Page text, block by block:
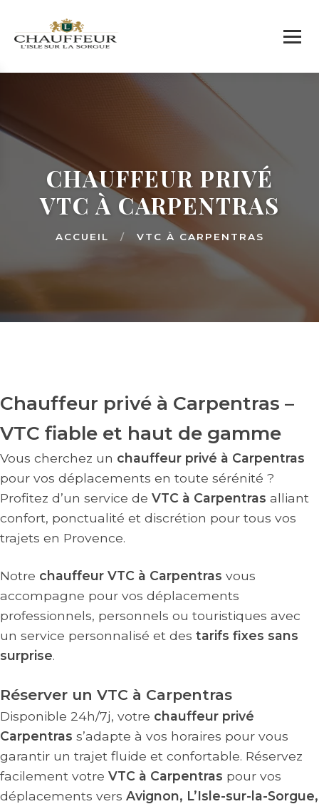
CHAUFFEUR PRIVÉ
VTC À CARPENTRAS
ACCUEIL / VTC À CARPENTRAS
Chauffeur privé à Carpentras –
VTC fiable et haut de gamme
Vous cherchez un chauffeur privé à Carpentras
pour vos déplacements en toute sérénité ?
Profitez d’un service de VTC à Carpentras alliant
confort, ponctualité et discrétion pour tous vos
trajets en Provence.
Notre chauffeur VTC à Carpentras vous
accompagne pour vos déplacements
professionnels, personnels ou touristiques avec
un service personnalisé et des tarifs fixes sans
surprise.
Réserver un VTC à Carpentras
Disponible 24h/7j, votre chauffeur privé
Carpentras s’adapte à vos horaires pour vous
garantir un trajet fluide et confortable. Réservez
facilement votre VTC à Carpentras pour vos
déplacements vers Avignon, L’Isle-sur-la-Sorgue,